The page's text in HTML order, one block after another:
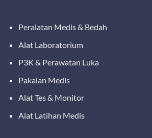
Peralatan Medis & Bedah
Alat Laboratorium
P3K & Perawatan Luka
Pakaian Medis
Alat Tes & Monitor
Alat Latihan Medis